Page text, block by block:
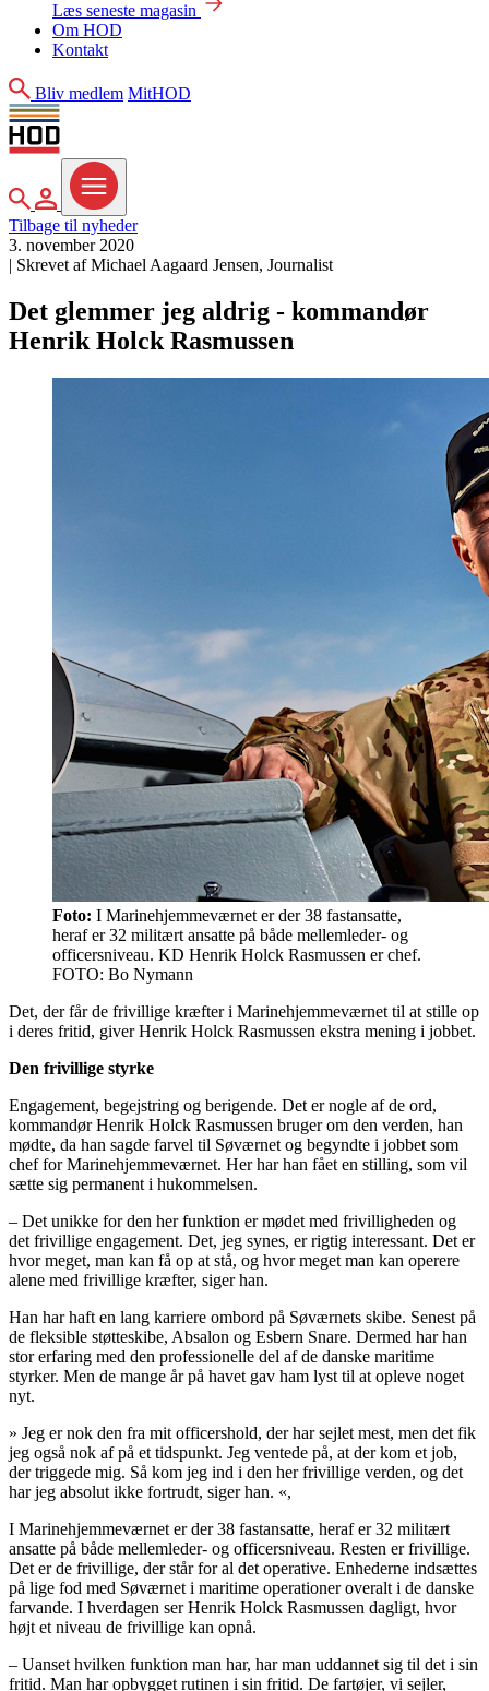
Læs seneste magasin
Om HOD
Kontakt
Søg
Bliv medlem MitHOD
MitHOD
Menu
Tilbage til nyheder
3. november 2020
| Skrevet af Michael Aagaard Jensen, Journalist
Det glemmer jeg aldrig - kommandør
Henrik Holck Rasmussen
Foto: I Marinehjemmeværnet er der 38 fastansatte,
heraf er 32 militært ansatte på både mellemleder- og
officersniveau. KD Henrik Holck Rasmussen er chef.
FOTO: Bo Nymann
Det, der får de frivillige kræfter i Marinehjemmeværnet til at stille op
i deres fritid, giver Henrik Holck Rasmussen ekstra mening i jobbet.
Den frivillige styrke
Engagement, begejstring og berigende. Det er nogle af de ord,
kommandør Henrik Holck Rasmussen bruger om den verden, han
mødte, da han sagde farvel til Søværnet og begyndte i jobbet som
chef for Marinehjemmeværnet. Her har han fået en stilling, som vil
sætte sig permanent i hukommelsen.
– Det unikke for den her funktion er mødet med frivilligheden og
det frivillige engagement. Det, jeg synes, er rigtig interessant. Det er
hvor meget, man kan få op at stå, og hvor meget man kan operere
alene med frivillige kræfter, siger han.
Han har haft en lang karriere ombord på Søværnets skibe. Senest på
de fleksible støtteskibe, Absalon og Esbern Snare. Dermed har han
stor erfaring med den professionelle del af de danske maritime
styrker. Men de mange år på havet gav ham lyst til at opleve noget
nyt.
» Jeg er nok den fra mit officershold, der har sejlet mest, men det fik
jeg også nok af på et tidspunkt. Jeg ventede på, at der kom et job,
der triggede mig. Så kom jeg ind i den her frivillige verden, og det
har jeg absolut ikke fortrudt, siger han. «,
I Marinehjemmeværnet er der 38 fastansatte, heraf er 32 militært
ansatte på både mellemleder- og officersniveau. Resten er frivillige.
Det er de frivillige, der står for al det operative. Enhederne indsættes
på lige fod med Søværnet i maritime operationer overalt i de danske
farvande. I hverdagen ser Henrik Holck Rasmussen dagligt, hvor
højt et niveau de frivillige kan opnå.
– Uanset hvilken funktion man har, har man uddannet sig til det i sin
fritid. Man har opbygget rutinen i sin fritid. De fartøjer, vi sejler,